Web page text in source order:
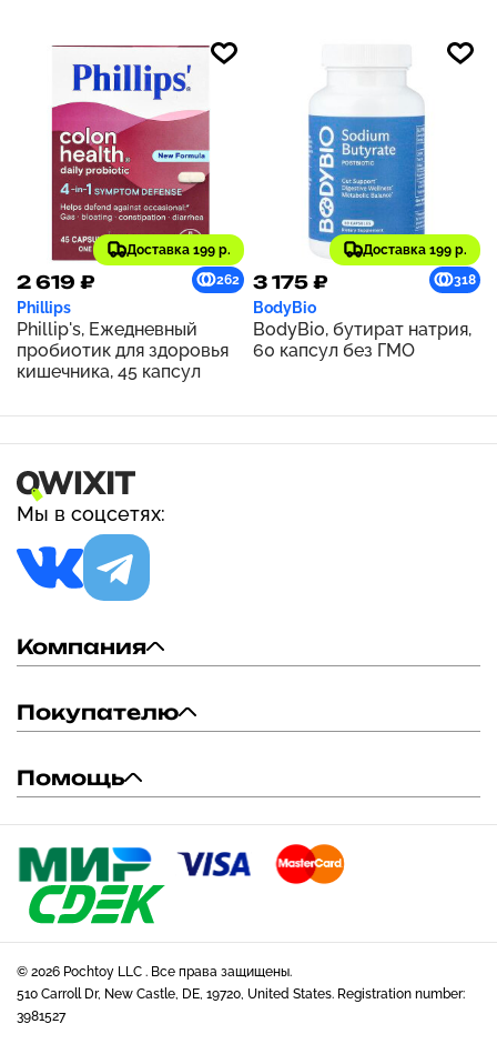
Доставка 199 р.
2 619 ₽ 262
Phillips
Phillip's, Ежедневный
пробиотик для здоровья
кишечника, 45 капсул
Доставка 199 р.
3 175 ₽ 318
BodyBio
BodyBio, бутират натрия,
60 капсул без ГМО
Мы в соцсетях:
Компания
Покупателю
Помощь
© 2026 Pochtoy LLC . Все права защищены.
510 Carroll Dr, New Castle, DE, 19720, United States. Registration number:
3981527